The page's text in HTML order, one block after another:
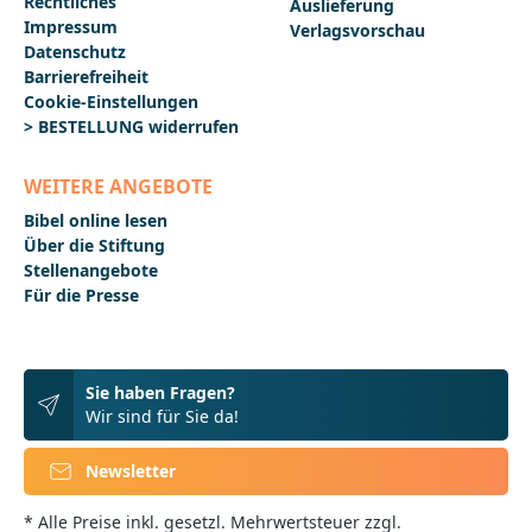
geredet« »Nicht von dem Wort
weichen«Theologische Schwerpunkte: »Das lautere
Evangelium«Reformatorische ›Hauptwörter‹Worte,
die haften bleiben und ins Herz dringenVon Luthers
Bibel zur heutigen LutherbibelVon der ersten
Vollbibel bis zu Luthers Tod 1546Spätere
Veränderungen an Luthers
Modernisierungen der LutherbibelDie Revision der
Lutherbibel zum Reformationsjahr 2017Passende
Widmungsblätter zum Download finden Sie
hier_______________________________________________________
______Bei Fragen zur Produktsicherheit wenden Sie
sich bitte an:Deutsche BibelgesellschaftBalinger Str.
31 A70567 Stuttgartproduktsicherheit@dbg.de
Impressum
Datenschutz
Barrierefreiheit
Cookie-Einstellungen
> BESTELLUNG widerrufen
Auslieferung
Verlagsvorschau
WEITERE ANGEBOTE
Bibel online lesen
Über die Stiftung
Stellenangebote
Für die Presse
Sie haben Fragen?
Wir sind für Sie da!
Newsletter
* Alle Preise inkl. gesetzl. Mehrwertsteuer zzgl.